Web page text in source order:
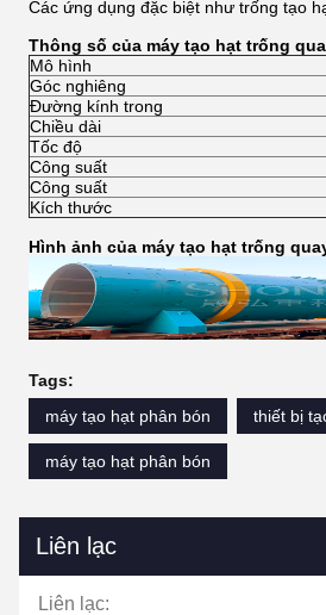
Các ứng dụng đặc biệt như trống tạo
Thông số của máy tạo hạt trống
Mô hình
Góc nghiêng
Đường kính trong
Chiều dài
Tốc độ
Công suất
Công suất
Kích thước
Hình ảnh của máy tạo hạt trống
Tags:
máy tạo hạt phân bón
thiết bị
máy tạo hạt phân bón
Liên lạc
Liên lạc: